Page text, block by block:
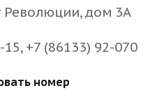
Революции, дом 3А
+7 (86133) 92-070
номер